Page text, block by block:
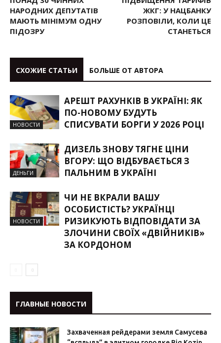
НАРОДНИХ ДЕПУТАТІВ
МАЮТЬ МІНІМУМ ОДНУ
ПІДОЗРУ
ЖКГ: У НАЦБАНКУ
РОЗПОВІЛИ, КОЛИ ЦЕ
СТАНЕТЬСЯ
СХОЖИЕ СТАТЬИ БОЛЬШЕ ОТ АВТОРА
НОВОСТИ
АРЕШТ РАХУНКІВ В УКРАЇНІ: ЯК
ПО-НОВОМУ БУДУТЬ
СПИСУВАТИ БОРГИ У 2026 РОЦІ
ДЕНЬГИ
ДИЗЕЛЬ ЗНОВУ ТЯГНЕ ЦІНИ
ВГОРУ: ЩО ВІДБУВАЄТЬСЯ З
ПАЛЬНИМ В УКРАЇНІ
НОВОСТИ
ЧИ НЕ ВКРАЛИ ВАШУ
ОСОБИСТІСТЬ? УКРАЇНЦІ
РИЗИКУЮТЬ ВІДПОВІДАТИ ЗА
ЗЛОЧИНИ СВОЇХ «ДВІЙНИКІВ»
ЗА КОРДОНОМ
ГЛАВНЫЕ НОВОСТИ
Захваченная рейдерами земля Самусева